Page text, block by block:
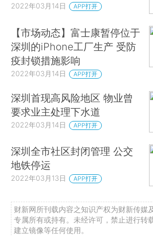
2022年03月14日 APP打开
【市场动态】富士康暂停位于
深圳的iPhone工厂生产 受防
疫封锁措施影响
2022年03月14日 APP打开
深圳首现高风险地区 物业曾
要求业主处理下水道
2022年03月14日 APP打开
深圳全市社区封闭管理 公交
地铁停运
2022年03月13日 APP打开
财新网所刊载内容之知识产权为财新传媒
专属所有或持有。未经许可，禁止进行转
建立镜像等任何使用。